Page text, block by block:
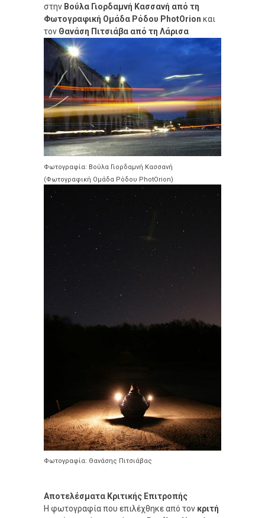
στην Βούλα Γιορδαμνή Κασσανή από τη
Φωτογραφική Ομάδα Ρόδου PhotOrion και
τον Θανάση Πιτσιάβα από τη Λάρισα
Φωτογραφία: Βούλα Γιορδαμνή Κασσανή
(Φωτογραφική Ομάδα Ρόδου PhotOrion)
Φωτογραφία: Θανάσης Πιτσιάβας
Αποτελέσματα Κριτικής Επιτροπής
Η φωτογραφία που επιλέχθηκε από τον κριτή